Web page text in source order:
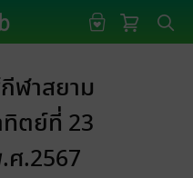
ฬาสยาม
ทิตย์ที่ 23
.2567